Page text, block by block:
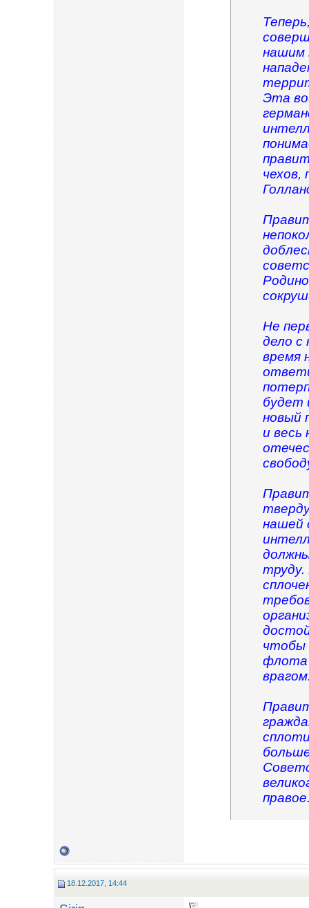
нашим
Эта
чехов,
Не
дело с
время
будет
новый
и весь
нашей
чтобы
флота
18.12.2017, 14:44